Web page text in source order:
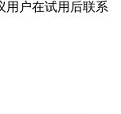
用户在试用后联系